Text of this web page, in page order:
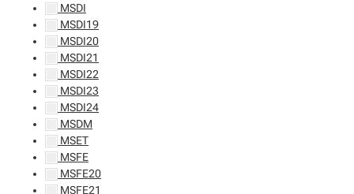
MSDI
MSDI19
MSDI20
MSDI21
MSDI22
MSDI23
MSDI24
MSDM
MSET
MSFE
MSFE20
MSFE21